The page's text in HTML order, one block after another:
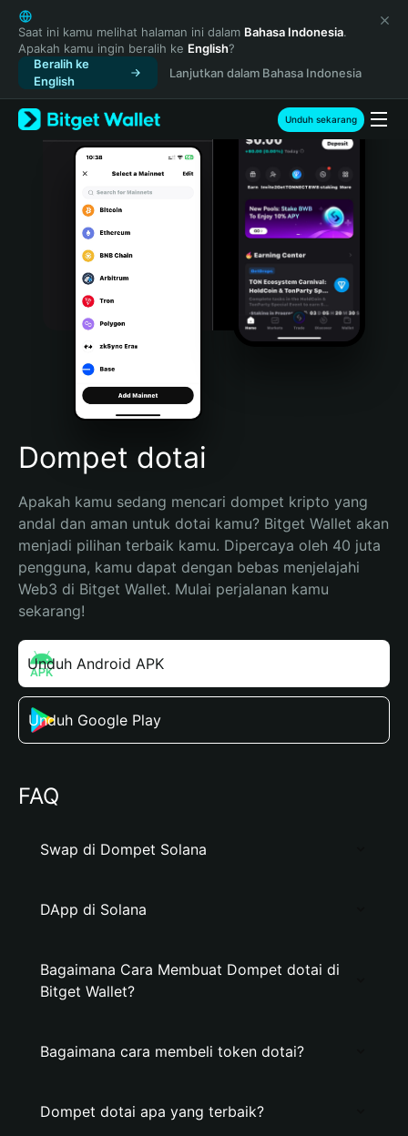
English
日本語
Tiếng Việt
Русский
Español (Latinoamérica)
Türkçe
Italiano
Português (Portugal)
Bahasa Indonesia
Português (Brasil)
Español (Argentina)
Saat ini kamu melihat halaman ini dalam Bahasa Indonesia.
Apakah kamu ingin beralih ke English?
Beralih ke
English
Lanjutkan dalam Bahasa Indonesia
Unduh sekarang
Dompet dotai
Apakah kamu sedang mencari dompet kripto yang
andal dan aman untuk dotai kamu? Bitget Wallet akan
menjadi pilihan terbaik kamu. Dipercaya oleh 40 juta
pengguna, kamu dapat dengan bebas menjelajahi
Web3 di Bitget Wallet. Mulai perjalanan kamu
sekarang!
Unduh Android APK
Unduh Google Play
FAQ
Swap di Dompet Solana
DApp di Solana
Bagaimana Cara Membuat Dompet dotai di
Bitget Wallet?
Bagaimana cara membeli token dotai?
Dompet dotai apa yang terbaik?